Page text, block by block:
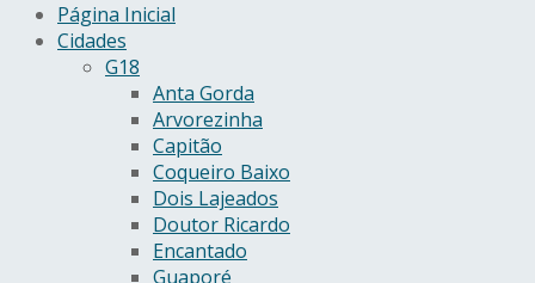
Página Inicial
Cidades
G18
Anta Gorda
Arvorezinha
Capitão
Coqueiro Baixo
Dois Lajeados
Doutor Ricardo
Encantado
Guaporé